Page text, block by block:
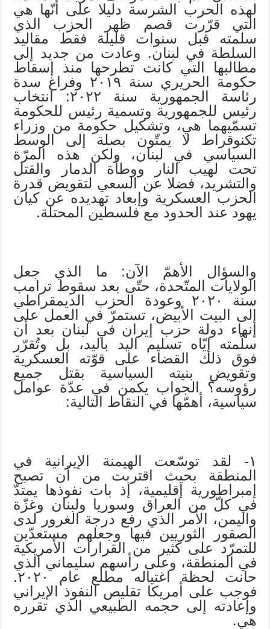
لهذه الحرب الشرسة دليلا على أنّها هي
التي قرّرت قصم ظهر الحزب الذي
سلمته قبل سنوات قليلة فقط مقاليد
السلطة في لبنان. وعادت من جديد إلى
مطالبها التي كانت تطرحها منذ إسقاط
حكومة الحريري سنة ٢٠١٩ وفراغ سدة
رئاسة الجمهورية سنة ٢٠٢٢: انتخاب
رئيس للجمهورية وتسمية رئيس للحكومة
تسمّيهما هي، وتشكيل حكومة من وزراء
تكنوقراط لا يمتّون بصلة إلى الوسط
السياسي في لبنان، ولكن هذه المرّة
تحت لهيب النار ووطأة الدمار والقتل
والتشريد، فضلا عن السعي لتقويض قدرة
الحزب العسكرية وإبعاد تهديده عن كيان
يهود عند الحدود مع فلسطين المحتلة.
والسؤال الأهمّ الآن: ما الذي جعل
الولايات المتّحدة، حتّى بعد سقوط ترامب
سنة ٢٠٢٠ وعودة الحزب الديمقراطي
إلى البيت الأبيض، تستمرّ في العمل على
إنهاء دولة حزب إيران في لبنان بعد أن
سلّمته إيّاه تسليم اليد باليد، بل وتُقرّر
فوق ذلك القضاء على قوّته العسكرية
وتقويض بنيته السياسية بقتل جميع
رؤوسه؟ الجواب يكمن في عدّة عوامل
سياسية، أهمّها في النقاط التالية:
١- لقد توسّعت الهيمنة الإيرانية في
المنطقة بحيث اقتربت من أن تصبح
إمبراطورية إقليمية، إذ بات نفوذها يمتدّ
في كلّ من العراق وسوريا ولبنان وغزّة
واليمن، الأمر الذي رفع درجة الغرور لدى
الصقور الثوريين فيها وجعلهم مستعدّين
للتمرّد على كثير من القرارات الأمريكية
في المنطقة، وعلى رأسهم سليماني الذي
حانت لحظة اغتياله مطلع عام ٢٠٢٠.
فوجب على أمريكا تقليص النفوذ الإيراني
وإعادته إلى حجمه الطبيعي الذي تقرره
هي.